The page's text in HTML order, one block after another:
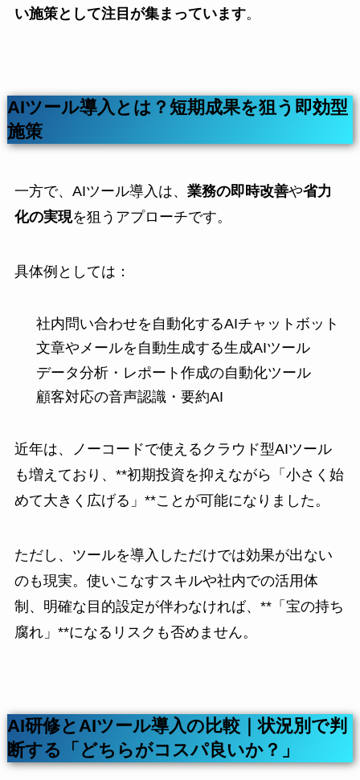
い施策として注目が集まっています。
AIツール導入とは？短期成果を狙う即効型
施策
一方で、AIツール導入は、 業務の即時改善や省力
化の実現を狙うアプローチです。
具体例としては：
社内問い合わせを自動化するAIチャットボット
文章やメールを自動生成する生成AIツール
データ分析・レポート作成の自動化ツール
顧客対応の音声認識・要約AI
近年は、ノーコードで使えるクラウド型AIツール
も増えており、**初期投資を抑えながら「小さく始
めて大きく広げる」**ことが可能になりました。
ただし、ツールを導入しただけでは効果が出ない
のも現実。使いこなすスキルや社内での活用体
制、明確な目的設定が伴わなければ、**「宝の持ち
腐れ」**になるリスクも否めません。
AI研修とAIツール導入の比較｜状況別で判
断する「どちらがコスパ良いか？」